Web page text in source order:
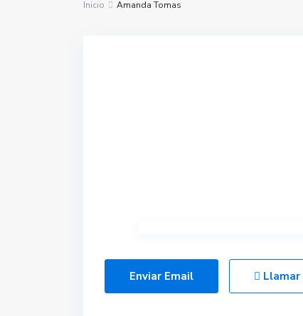
Inicio Amanda Tomas
Enviar Email Llamar